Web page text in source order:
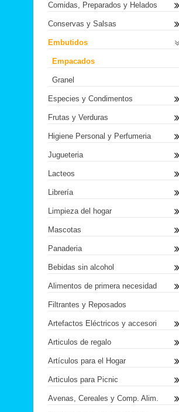
Comidas, Preparados y Helados
Conservas y Salsas
Embutidos
Empacados
Granel
Especies y Condimentos
Frutas y Verduras
Higiene Personal y Perfumeria
Jugueteria
Lacteos
Librería
Limpieza del hogar
Mascotas
Panaderia
Bebidas sin alcohol
Alimentos de primera necesidad
Filtrantes y Reposados
Artefactos Eléctricos y accesori
Articulos de regalo
Artículos para el Hogar
Articulos para Picnic
Avenas, Cereales y Comp. Alim.